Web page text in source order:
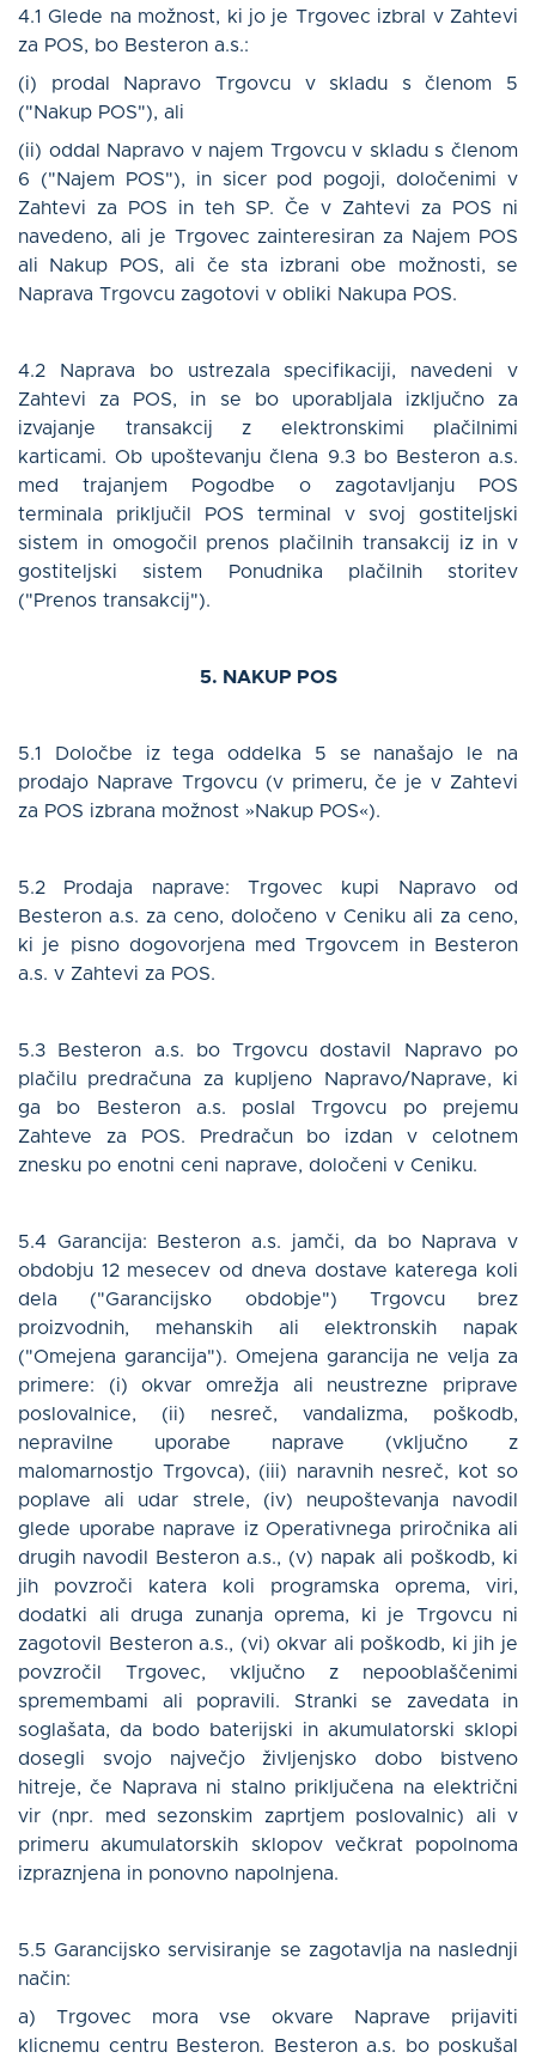
4.1 Glede na možnost, ki jo je Trgovec izbral v Zahtevi
za POS, bo Besteron a.s.:
(i) prodal Napravo Trgovcu v skladu s členom 5
("Nakup POS"), ali
(ii) oddal Napravo v najem Trgovcu v skladu s členom
6 ("Najem POS"), in sicer pod pogoji, določenimi v
Zahtevi za POS in teh SP. Če v Zahtevi za POS ni
navedeno, ali je Trgovec zainteresiran za Najem POS
ali Nakup POS, ali če sta izbrani obe možnosti, se
Naprava Trgovcu zagotovi v obliki Nakupa POS.
4.2 Naprava bo ustrezala specifikaciji, navedeni v
Zahtevi za POS, in se bo uporabljala izključno za
izvajanje transakcij z elektronskimi plačilnimi
karticami. Ob upoštevanju člena 9.3 bo Besteron a.s.
med trajanjem Pogodbe o zagotavljanju POS
terminala priključil POS terminal v svoj gostiteljski
sistem in omogočil prenos plačilnih transakcij iz in v
gostiteljski sistem Ponudnika plačilnih storitev
("Prenos transakcij").
5. NAKUP POS
5.1 Določbe iz tega oddelka 5 se nanašajo le na
prodajo Naprave Trgovcu (v primeru, če je v Zahtevi
za POS izbrana možnost »Nakup POS«).
5.2 Prodaja naprave: Trgovec kupi Napravo od
Besteron a.s. za ceno, določeno v Ceniku ali za ceno,
ki je pisno dogovorjena med Trgovcem in Besteron
a.s. v Zahtevi za POS.
5.3 Besteron a.s. bo Trgovcu dostavil Napravo po
plačilu predračuna za kupljeno Napravo/Naprave, ki
ga bo Besteron a.s. poslal Trgovcu po prejemu
Zahteve za POS. Predračun bo izdan v celotnem
znesku po enotni ceni naprave, določeni v Ceniku.
5.4 Garancija: Besteron a.s. jamči, da bo Naprava v
obdobju 12 mesecev od dneva dostave katerega koli
dela ("Garancijsko obdobje") Trgovcu brez
proizvodnih, mehanskih ali elektronskih napak
("Omejena garancija"). Omejena garancija ne velja za
primere: (i) okvar omrežja ali neustrezne priprave
poslovalnice, (ii) nesreč, vandalizma, poškodb,
nepravilne uporabe naprave (vključno z
malomarnostjo Trgovca), (iii) naravnih nesreč, kot so
poplave ali udar strele, (iv) neupoštevanja navodil
glede uporabe naprave iz Operativnega priročnika ali
drugih navodil Besteron a.s., (v) napak ali poškodb, ki
jih povzroči katera koli programska oprema, viri,
dodatki ali druga zunanja oprema, ki je Trgovcu ni
zagotovil Besteron a.s., (vi) okvar ali poškodb, ki jih je
povzročil Trgovec, vključno z nepooblaščenimi
spremembami ali popravili. Stranki se zavedata in
soglašata, da bodo baterijski in akumulatorski sklopi
dosegli svojo največjo življenjsko dobo bistveno
hitreje, če Naprava ni stalno priključena na električni
vir (npr. med sezonskim zaprtjem poslovalnic) ali v
primeru akumulatorskih sklopov večkrat popolnoma
izpraznjena in ponovno napolnjena.
5.5 Garancijsko servisiranje se zagotavlja na naslednji
način:
a) Trgovec mora vse okvare Naprave prijaviti
klicnemu centru Besteron. Besteron a.s. bo poskušal